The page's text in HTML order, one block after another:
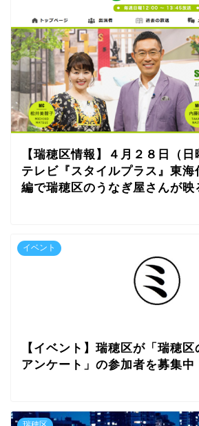
【瑞穂区情報】４月２８日（
テレビ『スタイルプラス』東海
編で瑞穂区のうなぎ屋さんが映
イベント
【イベント】瑞穂区が「瑞穂
アンケート」の参加者を募集中